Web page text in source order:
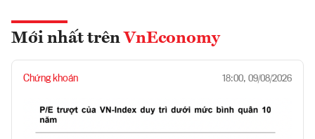
Mới nhất trên VnEconomy
Chứng khoán 18:00, 09/08/2026